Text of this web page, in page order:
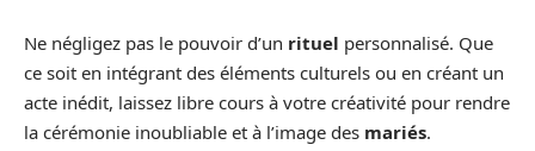
Ne négligez pas le pouvoir d’un rituel personnalisé. Que
ce soit en intégrant des éléments culturels ou en créant un
acte inédit, laissez libre cours à votre créativité pour rendre
la cérémonie inoubliable et à l’image des mariés.